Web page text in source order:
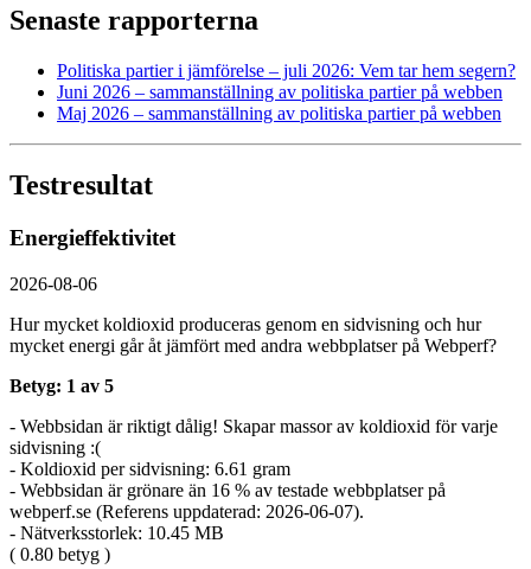
Senaste rapporterna
Politiska partier i jämförelse – juli 2026: Vem tar hem segern?
Juni 2026 – sammanställning av politiska partier på webben
Maj 2026 – sammanställning av politiska partier på webben
Testresultat
Energieffektivitet
2026-08-06
Hur mycket koldioxid produceras genom en sidvisning och hur
mycket energi går åt jämfört med andra webbplatser på Webperf?
Betyg: 1 av 5
- Webbsidan är riktigt dålig! Skapar massor av koldioxid för varje
sidvisning :(
- Koldioxid per sidvisning: 6.61 gram
- Webbsidan är grönare än 16 % av testade webbplatser på
webperf.se (Referens uppdaterad: 2026-06-07).
- Nätverksstorlek: 10.45 MB
( 0.80 betyg )